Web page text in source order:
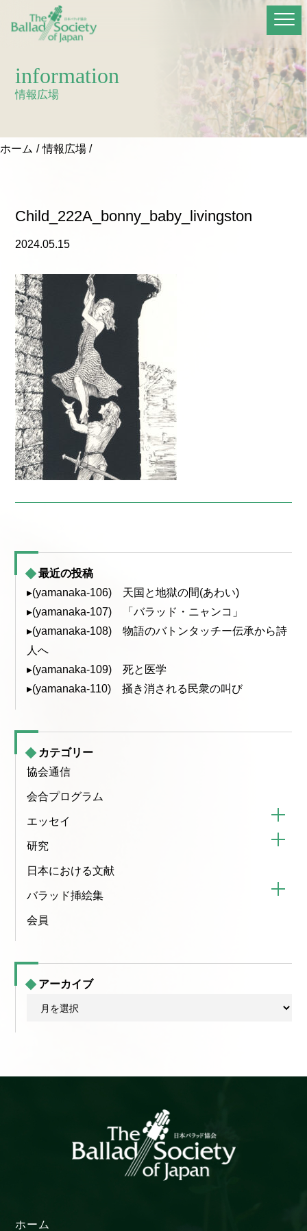
information
情報広場
ホーム 情報広場
Child_222A_bonny_baby_livingston
2024.05.15
最近の投稿
▸(yamanaka-106) 天国と地獄の間(あわい)
▸(yamanaka-107) 「バラッド・ニャンコ」
▸(yamanaka-108) 物語のバトンタッチー伝承から詩
人へ
▸(yamanaka-109) 死と医学
▸(yamanaka-110) 掻き消される民衆の叫び
カテゴリー
協会通信
会合プログラム
エッセイ
研究
日本における文献
バラッド挿絵集
会員
アーカイブ
ブ
ホーム